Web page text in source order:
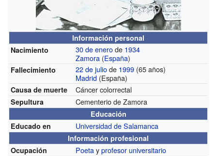
Información personal
Nacimiento
30 de enerode 1934
Zamora (España)
Fallecimiento 22 de juliode 1999 (65 años)
Madrid (España)
Causa de muerte Cáncer colorrectal
Sepultura Cementerio de Zamora
Educación
Educado en
Universidad de Salamanca
Información profesional
Ocupación
Poetayprofesor universitario